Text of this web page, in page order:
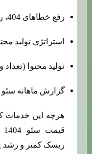
رفع خطاهای 404، ریدایرکت‌ها و ارورهای کنسول
استراتژی تولید
تولید محتوا (تعداد
گزارش ماهانه
هرچه این خدمات
ریسک کمتر و رشد